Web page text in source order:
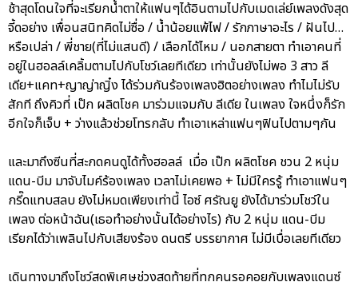
ช้าสุดโดนใจที่จะเรียกน้ำตาให้แฟนๆได้อินตามไปกับเมดเล่ย์เพลงดังสุด
จี้ดอย่าง เพื่อนสนิทคิดไม่ซื่อ / น้ำน้อยแพ้ไฟ / รักภาษาอะไร / ฝันไป…
หรือเปล่า / พี่ชาย(ที่ไม่แสนดี) / เลือกได้ไหม / นอกสายตา ทำเอาคนที่
อยู่ในฮอลล์เคลิ้มตามไปกับโชว์เลยทีเดียว เท่านั้นยังไม่พอ 3 สาว ลี
เดีย+แคท+ญาญ่าญิ๋ง ได้ร่วมกันร้องเพลงฮิตอย่างเพลง ทำไมไม่รับ
สักที ถึงคิวที่ เป๊ก ผลิตโชค มาร่วมแจมกับ ลีเดีย ในเพลง ใจหนึ่งก็รัก
อีกใจก็เจ็บ + ว่างแล้วช่วยโทรกลับ ทำเอาเหล่าแฟนๆฟินไปตามๆกัน
และมาถึงซีนที่สะกดคนดูได้ทั้งฮอลล์ เมื่อ เป๊ก ผลิตโชค ชวน 2 หนุ่ม
แดน-บีม มาจับไมค์ร้องเพลง เวลาไม่เคยพอ + ไม่มีใครรู้ ทำเอาแฟนๆ
กรี๊ดแทบสลบ ยังไม่หมดเพียงเท่านี้ ไอซ์ ศรัณยู ยังได้มาร่วมโชว์ใน
เพลง ต่อหน้าฉัน(เธอทำอย่างนั้นได้อย่างไร) กับ 2 หนุ่ม แดน-บีม
เรียกได้ว่าเพลินไปกับเสียงร้อง ดนตรี บรรยากาศ ไม่มีเบื่อเลยทีเดียว
เดินทางมาถึงโชว์สุดพิเศษช่วงสุดท้ายที่ทุกคนรอคอยกับเพลงแดนซ์